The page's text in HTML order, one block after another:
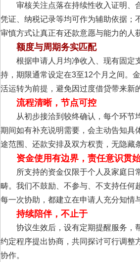
审核关注点落在持续性收入证明、
凭证、纳税记录等均可作为辅助依据；
审慎方式让真正有还款意愿与能力的人
额度与周期务实匹配
根据申请人月均净收入、现有固定
持，期限通常设定在3至12个月之间。
活运转为前提，避免因过度借贷带来新
流程清晰，节点可控
从初步接洽到较终确认，每个环节
期间如有补充说明需要，会主动告知具
途范围、还款安排及双方权责，无隐藏
资金使用有边界，责任意识贯
所支持的资金仅限于个人及家庭日
畴。我们不鼓励、不参与、不支持任何
每一次协助，都建立在申请人充分知情
持续陪伴，不止于
协议生效后，设有定期提醒服务，
约定程序提出协商，共同探讨可行调整
协作。